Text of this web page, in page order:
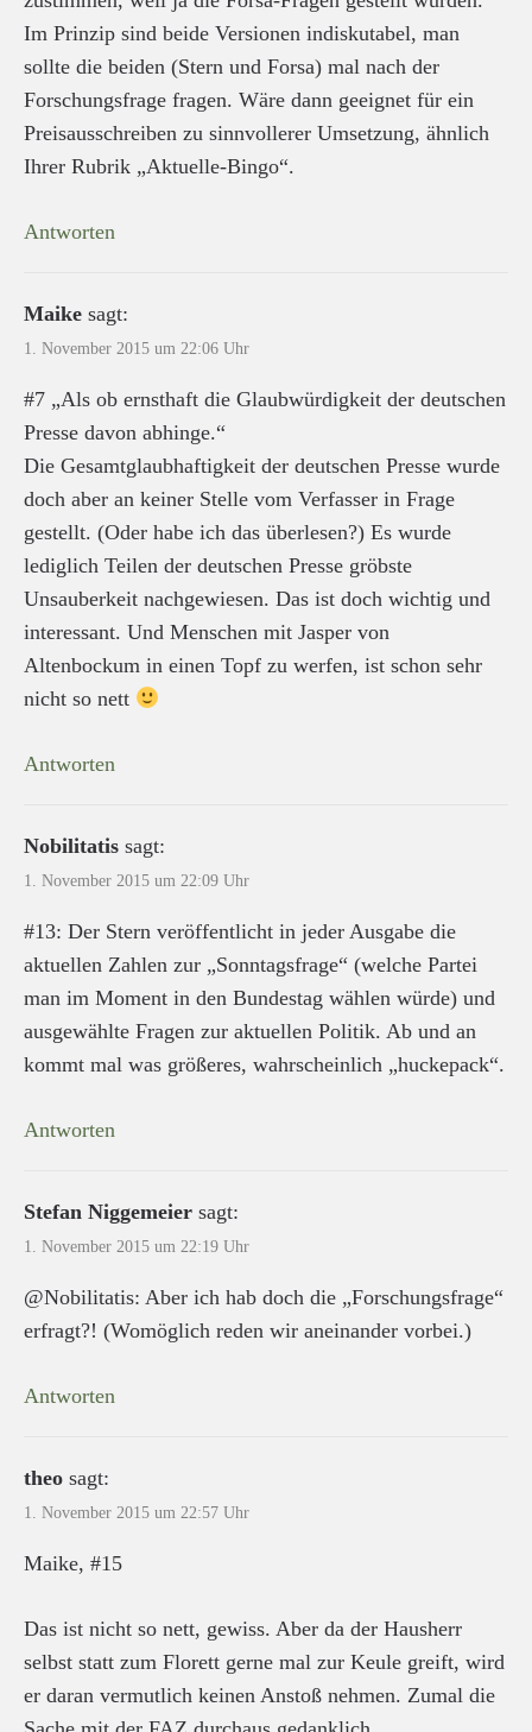
Im Prinzip sind beide Versionen indiskutabel, man
sollte die beiden (Stern und Forsa) mal nach der
Forschungsfrage fragen. Wäre dann geeignet für ein
Preisausschreiben zu sinnvollerer Umsetzung, ähnlich
Ihrer Rubrik „Aktuelle-Bingo“.
Antworten
Maike sagt:
1. November 2015 um 22:06 Uhr
#7 „Als ob ernsthaft die Glaubwürdigkeit der deutschen
Presse davon abhinge.“
Die Gesamtglaubhaftigkeit der deutschen Presse wurde
doch aber an keiner Stelle vom Verfasser in Frage
gestellt. (Oder habe ich das überlesen?) Es wurde
lediglich Teilen der deutschen Presse gröbste
Unsauberkeit nachgewiesen. Das ist doch wichtig und
interessant. Und Menschen mit Jasper von
Altenbockum in einen Topf zu werfen, ist schon sehr
nicht so nett
Antworten
Nobilitatis sagt:
1. November 2015 um 22:09 Uhr
#13: Der Stern veröffentlicht in jeder Ausgabe die
aktuellen Zahlen zur „Sonntagsfrage“ (welche Partei
man im Moment in den Bundestag wählen würde) und
ausgewählte Fragen zur aktuellen Politik. Ab und an
kommt mal was größeres, wahrscheinlich „huckepack“.
Antworten
Stefan Niggemeier sagt:
1. November 2015 um 22:19 Uhr
@Nobilitatis: Aber ich hab doch die „Forschungsfrage“
erfragt?! (Womöglich reden wir aneinander vorbei.)
Antworten
theo sagt:
1. November 2015 um 22:57 Uhr
Maike, #15
Das ist nicht so nett, gewiss. Aber da der Hausherr
selbst statt zum Florett gerne mal zur Keule greift, wird
er daran vermutlich keinen Anstoß nehmen. Zumal die